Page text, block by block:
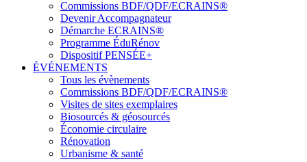
Commissions BDF/QDF/ECRAINS®
Devenir Accompagnateur
Démarche ECRAINS®
Programme ÉduRénov
Dispositif PENSÉE+
ÉVÉNEMENTS
Tous les évènements
Commissions BDF/QDF/ECRAINS®
Visites de sites exemplaires
Biosourcés & géosourcés
Économie circulaire
Rénovation
Urbanisme & santé